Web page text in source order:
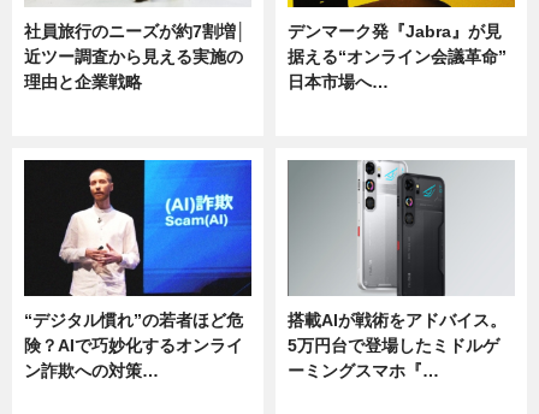
社員旅行のニーズが約7割増│
近ツー調査から見える実施の
理由と企業戦略
デンマーク発『Jabra』が見
据える“オンライン会議革命”
日本市場へ…
“デジタル慣れ”の若者ほど危
険？AIで巧妙化するオンライ
ン詐欺への対策…
搭載AIが戦術をアドバイス。
5万円台で登場したミドルゲ
ーミングスマホ『…